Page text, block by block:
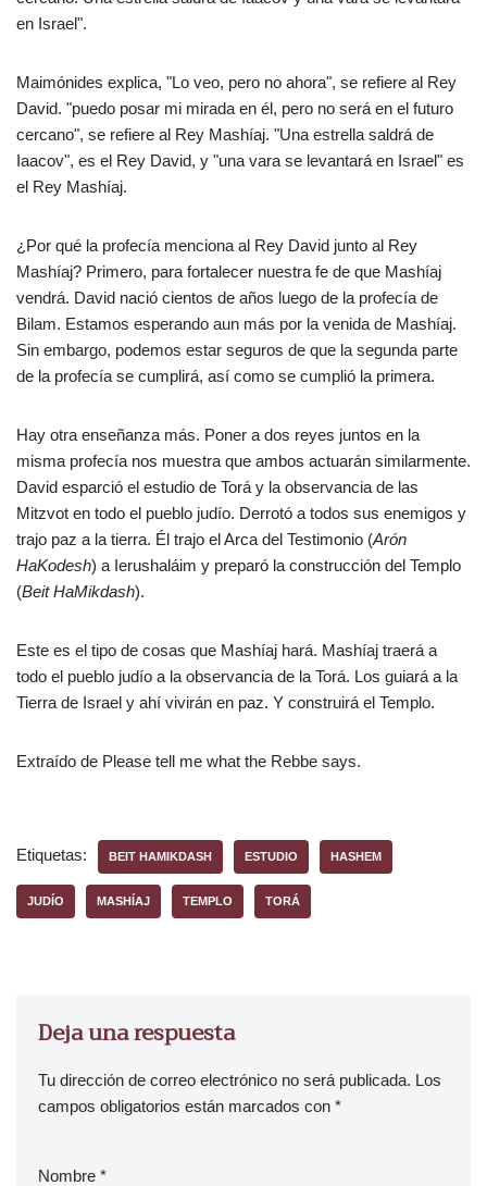
en Israel".
Maimónides explica, "Lo veo, pero no ahora", se refiere al Rey
David. "puedo posar mi mirada en él, pero no será en el futuro
cercano", se refiere al Rey Mashíaj. "Una estrella saldrá de
Iaacov", es el Rey David, y "una vara se levantará en Israel" es
el Rey Mashíaj.
¿Por qué la profecía menciona al Rey David junto al Rey
Mashíaj? Primero, para fortalecer nuestra fe de que Mashíaj
vendrá. David nació cientos de años luego de la profecía de
Bilam. Estamos esperando aun más por la venida de Mashíaj.
Sin embargo, podemos estar seguros de que la segunda parte
de la profecía se cumplirá, así como se cumplió la primera.
Hay otra enseñanza más. Poner a dos reyes juntos en la
misma profecía nos muestra que ambos actuarán similarmente.
David esparció el estudio de Torá y la observancia de las
Mitzvot en todo el pueblo judío. Derrotó a todos sus enemigos y
trajo paz a la tierra. Él trajo el Arca del Testimonio (Arón
HaKodesh) a Ierushaláim y preparó la construcción del Templo
(Beit HaMikdash).
Este es el tipo de cosas que Mashíaj hará. Mashíaj traerá a
todo el pueblo judío a la observancia de la Torá. Los guiará a la
Tierra de Israel y ahí vivirán en paz. Y construirá el Templo.
Extraído de Please tell me what the Rebbe says.
Etiquetas: BEIT HAMIKDASH ESTUDIO HASHEM
JUDÍO MASHÍAJ TEMPLO TORÁ
Deja una respuesta
Tu dirección de correo electrónico no será publicada. Los
campos obligatorios están marcados con *
Nombre *